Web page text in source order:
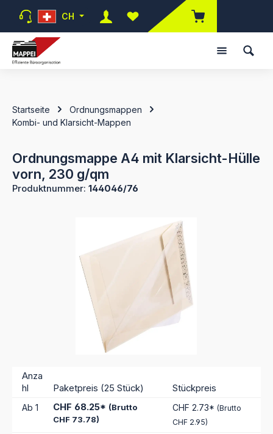
Zum Hauptinhalt springen
CH
Du hast 0 Produkte auf dem
Startseite
Ordnungsmappen
Kombi- und Klarsicht-Mappen
Ordnungsmappe A4 mit Klarsicht-Hülle
vorn, 230 g/qm
Produktnummer: 144046/76
Anza
hl
Paketpreis (25 Stück) Stückpreis
Ab 1 CHF 68.25* (Brutto
CHF 73.78)
CHF 2.73* (Brutto
CHF 2.95)